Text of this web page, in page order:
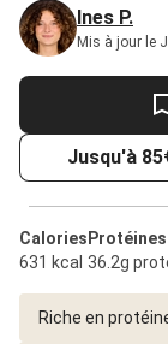
Ines P.
Mis à jour le
Jusqu'à
Calories
631 kcal
Protéines
36.2g
Riche en